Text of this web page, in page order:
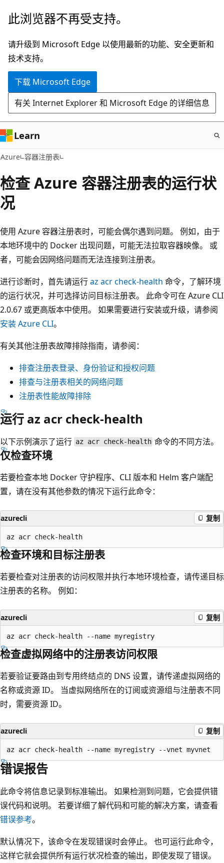
跳
主
要
内
此浏览器不再受支持。
请升级到 Microsoft Edge 以使用最新的功能、安全更新和
技术支持。
下载 Microsoft Edge
有关 Internet Explorer 和 Microsoft Edge 的详细信息
Learn
Azure 容器注册表
检查 Azure 容器注册表的运行状
况
使用 Azure 容器注册表时，可能会偶尔遇到问题。 例如，由于
本地环境中的 Docker 出现问题，可能无法拉取容器映像。 或
者，可能会因网络问题而无法连接到注册表。
进行诊断时，首先请运行az acr check-health 命令，了解环境
的运行状况，并可选择访问目标注册表。 此命令可在 Azure CLI
2.0.67 或更高版本中使用。 如果需要进行安装或升级，请参阅
安装 Azure CLI。
有关其他注册表故障排除指南，请参阅：
排查注册表登录、身份验证和授权问题
排查与注册表相关的网络问题
注册表性能故障排除
运行 az acr check-health
以下示例演示了运行 az acr check-health 命令的不同方法。
仅检查环境
若要检查本地 Docker 守护程序、CLI 版本和 Helm 客户端配
置，请在没有其他参数的情况下运行此命令：
azurecli 复制
检查环境和目标注册表
若要检查对注册表的访问权限并执行本地环境检查，请传递目标
注册表的名称。 例如：
azurecli 复制
检查虚拟网络中的注册表访问权限
若要验证要路由到专用终结点的 DNS 设置，请传递虚拟网络的
名称或资源 ID。 当虚拟网络所在的订阅或资源组与注册表不同
时，需要资源 ID。
azurecli 复制
错误报告
此命令将信息记录到标准输出。 如果检测到问题，它会提供错
误代码和说明。 若要详细了解代码和可能的解决方案，请查看
错误参考。
默认情况下，该命令在发现错误时会停止。 也可运行此命令，
这样它就会提供所有运行状况检查的输出，即使发现了错误。